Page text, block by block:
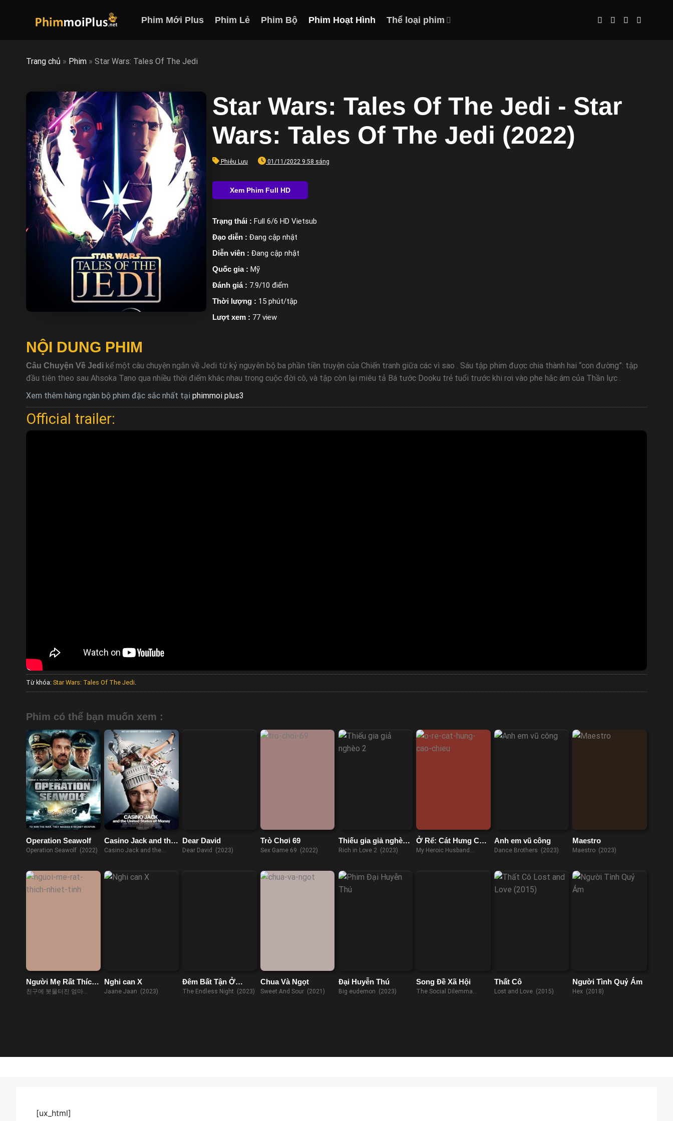
Phim Mới Plus Phim Lẻ Phim Bộ Phim Hoạt Hình Thể loại phim
Trang chủ » Phim » Star Wars: Tales Of The Jedi
Star Wars: Tales Of The Jedi - Star
Wars: Tales Of The Jedi (2022)
Phiêu Lưu 01/11/2022 9:58 sáng
Trạng thái : Full 6/6 HD Vietsub
Đạo diễn : Đang cập nhật
Diễn viên : Đang cập nhật
Quốc gia : Mỹ
Đánh giá : 7.9/10 điểm
Thời lượng : 15 phút/tập
Lượt xem : 77 view
NỘI DUNG PHIM
Câu Chuyện Về Jedi kể một câu chuyện ngắn về Jedi từ kỷ nguyên bộ ba phần tiền truyện của Chiến tranh giữa các vì sao . Sáu tập phim được chia thành hai “con đường”: tập
đầu tiên theo sau Ahsoka Tano qua nhiều thời điểm khác nhau trong cuộc đời cô, và tập còn lại miêu tả Bá tước Dooku trẻ tuổi trước khi rơi vào phe hắc ám của Thần lực .
Xem thêm hàng ngàn bộ phim đặc sắc nhất tại phimmoi plus3
Official trailer:
Từ khóa: Star Wars: Tales Of The Jedi
Phim có thể bạn muốn xem :
Operation Seawolf
Operation Seawolf (2022)
Casino Jack and the
United States of
Casino Jack and the
(2010)
Dear David
Dear David (2023)
Trò Chơi 69
Sex Game 69 (2022)
Thiếu gia giả nghèo
2Rich in Love 2 (2023)
Ở Rể: Cát Hưng Cao
Chiếu
My Heroic Husband
Anh em vũ công
Dance Brothers (2023)
Maestro
Maestro (2023)
Người Mẹ Rất Thích
Nhiệt Tình
친구에 봇물터진 엄마
Nghi can X
Jaane Jaan (2023)
Đêm Bất Tận Ở
Boate Kiss
The Endless Night (2023)
Chua Và Ngọt
Sweet And Sour (2021)
Đại Huyễn Thú
Big eudemon (2023)
Song Đề Xã Hội
The Social Dilemma
Thất Cô
Lost and Love (2015)
Người Tình Quỷ Ám
Hex (2018)